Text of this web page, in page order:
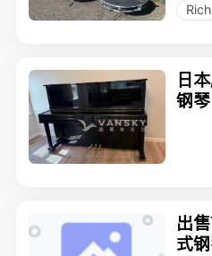
日
钢
出
式